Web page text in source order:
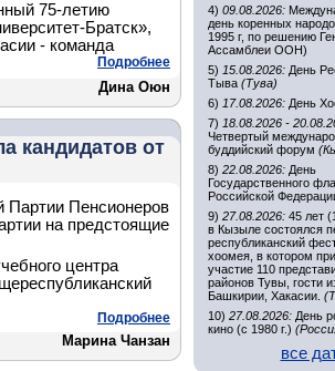
75-летию
Братск»,
- команда
Подробнее
Дина Оюн
кандидатов от
Партии Пенсионеров
на предстоящие
центра
Подробнее
Марина Чанзан
4) 09.08.2026:
день коренных
1995 г, по решению
Ассамблеи ООН)
5) 15.08.2026: День
Тыва (Тува)
6) 17.08.2026: День
7) 18.08.2026 -
Четвертый
буддийский форум
8) 22.08.2026: День
Государственного
Российской
9) 27.08.2026: 45 лет
в Кызыле состоялся
республиканский
хоомея, в котором
участие 110
районов Тувы, гости
Башкирии, Хакасии.
10) 27.08.2026: День
кино (с 1980 г.)
все